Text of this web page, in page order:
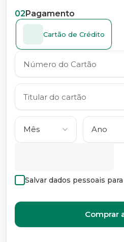
02Pagamento
Cartão de Crédito
Salvar dados pessoais
Comprar